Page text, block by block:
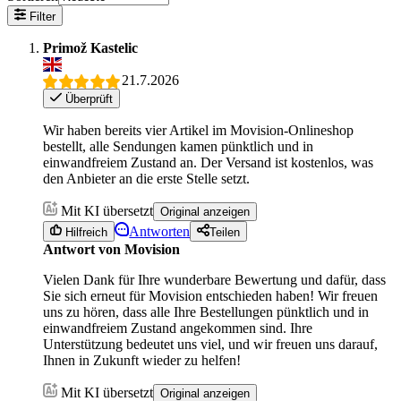
Filter
Primož Kastelic
21.7.2026
Überprüft
Wir haben bereits vier Artikel im Movision-Onlineshop
bestellt, alle Sendungen kamen pünktlich und in
einwandfreiem Zustand an. Der Versand ist kostenlos, was
den Anbieter an die erste Stelle setzt.
Mit KI übersetzt Original anzeigen
Hilfreich
Antworten Teilen
Antwort von Movision
Vielen Dank für Ihre wunderbare Bewertung und dafür, dass
Sie sich erneut für Movision entschieden haben! Wir freuen
uns zu hören, dass alle Ihre Bestellungen pünktlich und in
einwandfreiem Zustand angekommen sind. Ihre
Unterstützung bedeutet uns viel, und wir freuen uns darauf,
Ihnen in Zukunft wieder zu helfen!
Mit KI übersetzt Original anzeigen